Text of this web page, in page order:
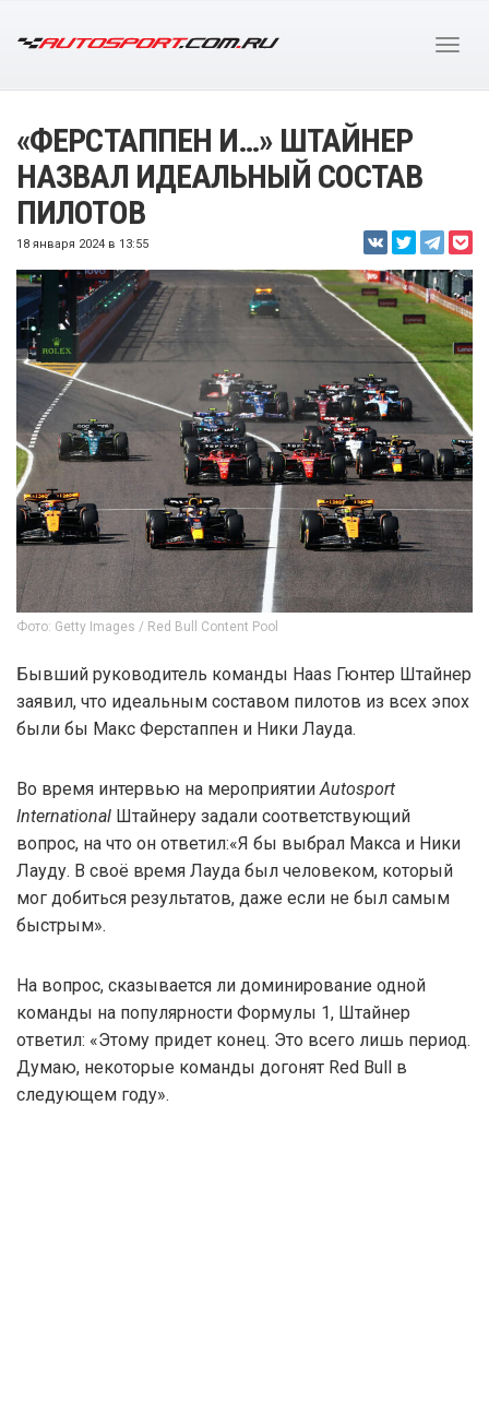
«ФЕРСТАППЕН И…» ШТАЙНЕР
НАЗВАЛ ИДЕАЛЬНЫЙ СОСТАВ
ПИЛОТОВ
18 января 2024 в 13:55
Фото: Getty Images / Red Bull Content Pool
Бывший руководитель команды Haas Гюнтер Штайнер
заявил, что идеальным составом пилотов из всех эпох
были бы Макс Ферстаппен и Ники Лауда.
Во время интервью на мероприятии Autosport
International Штайнеру задали соответствующий
вопрос, на что он ответил:«Я бы выбрал Макса и Ники
Лауду. В своё время Лауда был человеком, который
мог добиться результатов, даже если не был самым
быстрым».
На вопрос, сказывается ли доминирование одной
команды на популярности Формулы 1, Штайнер
ответил: «Этому придет конец. Это всего лишь период.
Думаю, некоторые команды догонят Red Bull в
следующем году».